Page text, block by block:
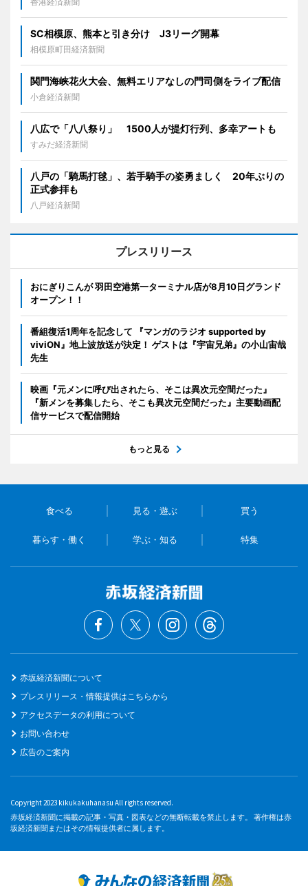
SC相模原、熊本と引き分け J3リーグ開幕
相模原町田経済新聞
関門海峡花火大会、無料エリアなしの門司側をライブ配信
小倉経済新聞
八広で「八八祭り」 1500人が提灯行列、多幸アートも
すみだ経済新聞
八戸の「騎馬打毬」、若手騎手の姿勇ましく 20年ぶりの
正式参拝も
八戸経済新聞
プレスリリース
おにぎりこんが 羽田空港第一ターミナル店が8月10日グランド
オープン！！
番組復活1周年を記念して 『マンガのラジオ supported by
viviON』地上波放送が決定！ ゲストは『宇宙兄弟』の小山宙哉
先生
映画『元メンに呼び出されたら、そこは異次元空間だった』
『新メンを募集したら、そこも異次元空間だった』主要動画配
信サービスで配信開始
もっと見る
食べる 見る・遊ぶ 買う
暮らす・働く 学ぶ・知る 特集
赤坂経済新聞について
プレスリリース・情報提供はこちらから
アクセスデータの利用について
お問い合わせ
広告のご案内
Copyright 2023 kikukakuhanasu All rights reserved.
赤坂経済新聞に掲載の記事・写真・図表などの無断転載を禁止します。 著作権は赤
坂経済新聞またはその情報提供者に属します。